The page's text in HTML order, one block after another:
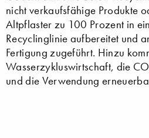
nicht verkaufsfähige Produkte
Altpflaster zu 100 Prozent in
Recyclinglinie aufbereitet und
Fertigung zugeführt. Hinzu
Wasserzykluswirtschaft, die
und die Verwendung